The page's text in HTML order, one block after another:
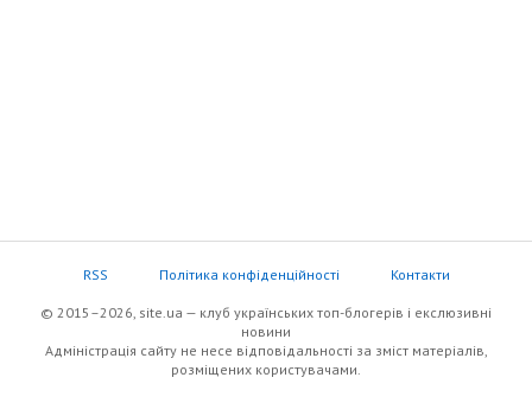
RSS Політика конфіденційності Контакти
© 2015–2026, site.ua — клуб українських топ-блогерів i екслюзивнi
новини
Адміністрація сайту не несе відповідальності за зміст матеріалів,
розміщених користувачами.